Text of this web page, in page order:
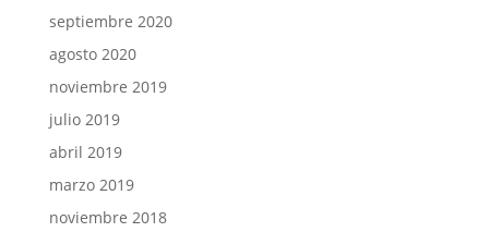
septiembre 2020
agosto 2020
noviembre 2019
julio 2019
abril 2019
marzo 2019
noviembre 2018